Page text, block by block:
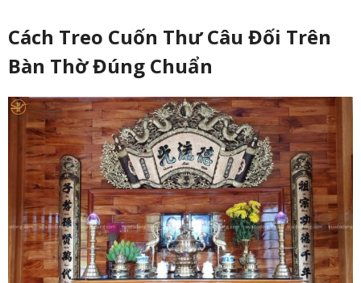
Cách Treo Cuốn Thư Câu Đối Trên
Bàn Thờ Đúng Chuẩn